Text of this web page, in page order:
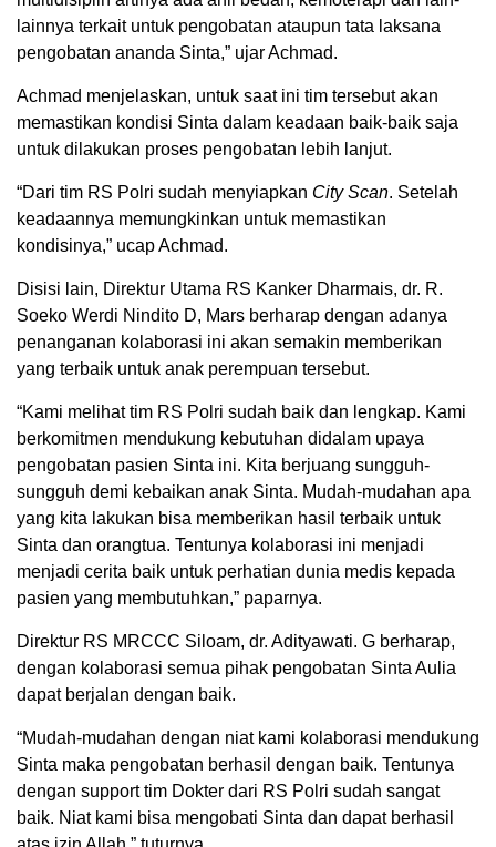
lainnya terkait untuk pengobatan ataupun tata laksana
pengobatan ananda Sinta,” ujar Achmad.
Achmad menjelaskan, untuk saat ini tim tersebut akan
memastikan kondisi Sinta dalam keadaan baik-baik saja
untuk dilakukan proses pengobatan lebih lanjut.
“Dari tim RS Polri sudah menyiapkan City Scan. Setelah
keadaannya memungkinkan untuk memastikan
kondisinya,” ucap Achmad.
Disisi lain, Direktur Utama RS Kanker Dharmais, dr. R.
Soeko Werdi Nindito D, Mars berharap dengan adanya
penanganan kolaborasi ini akan semakin memberikan
yang terbaik untuk anak perempuan tersebut.
“Kami melihat tim RS Polri sudah baik dan lengkap. Kami
berkomitmen mendukung kebutuhan didalam upaya
pengobatan pasien Sinta ini. Kita berjuang sungguh-
sungguh demi kebaikan anak Sinta. Mudah-mudahan apa
yang kita lakukan bisa memberikan hasil terbaik untuk
Sinta dan orangtua. Tentunya kolaborasi ini menjadi
menjadi cerita baik untuk perhatian dunia medis kepada
pasien yang membutuhkan,” paparnya.
Direktur RS MRCCC Siloam, dr. Adityawati. G berharap,
dengan kolaborasi semua pihak pengobatan Sinta Aulia
dapat berjalan dengan baik.
“Mudah-mudahan dengan niat kami kolaborasi mendukung
Sinta maka pengobatan berhasil dengan baik. Tentunya
dengan support tim Dokter dari RS Polri sudah sangat
baik. Niat kami bisa mengobati Sinta dan dapat berhasil